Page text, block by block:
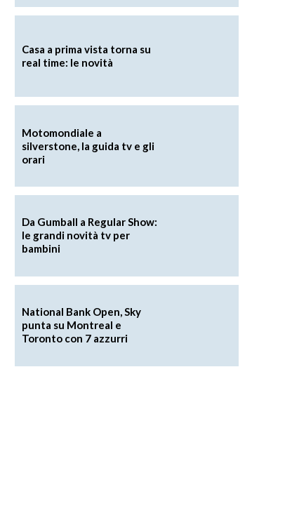
Casa a prima vista torna su
real time: le novità
Motomondiale a
silverstone, la guida tv e gli
orari
Da Gumball a Regular Show:
le grandi novità tv per
bambini
National Bank Open, Sky
punta su Montreal e
Toronto con 7 azzurri